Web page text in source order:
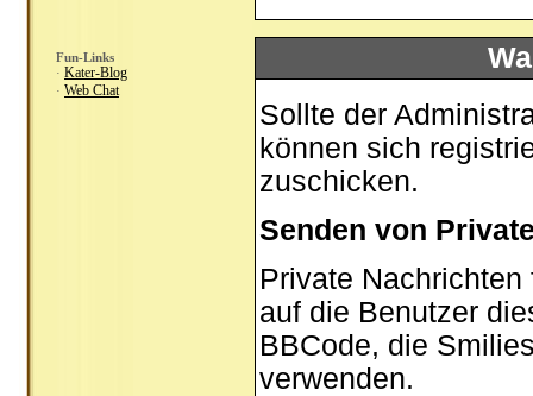
Fun-Links
· Kater-Blog
· Web Chat
Sollte der
können sich
zuschicken.
Senden von
Private
auf die Benutzer
BBCode, die
verwenden.